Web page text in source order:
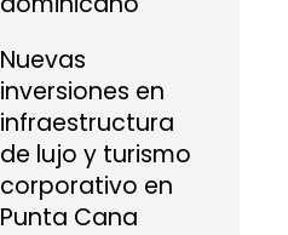
Nuevas
inversiones en
infraestructura
de lujo y turismo
corporativo en
Punta Cana